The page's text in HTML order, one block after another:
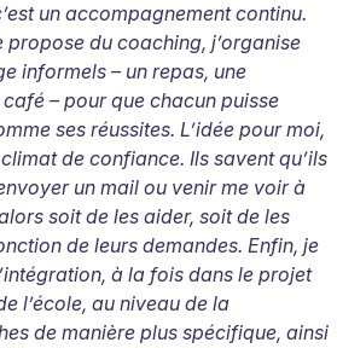
un accompagnement continu.
propose du coaching, j’organise
informels – un repas, une
– pour que chacun puisse
ses réussites. L’idée pour moi,
de confiance. Ils savent qu’ils
un mail ou venir me voir à
soit de les aider, soit de les
de leurs demandes. Enfin, je
à la fois dans le projet
l’école, au niveau de la
de manière plus spécifique, ainsi